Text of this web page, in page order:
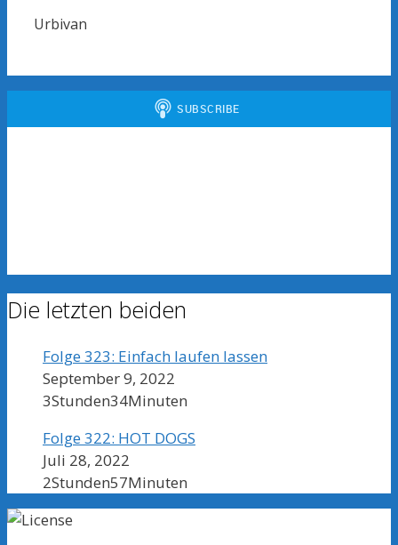
Urbivan
Die letzten beiden
Folge 323: Einfach laufen lassen
September 9, 2022
3Stunden34Minuten
Folge 322: HOT DOGS
Juli 28, 2022
2Stunden57Minuten